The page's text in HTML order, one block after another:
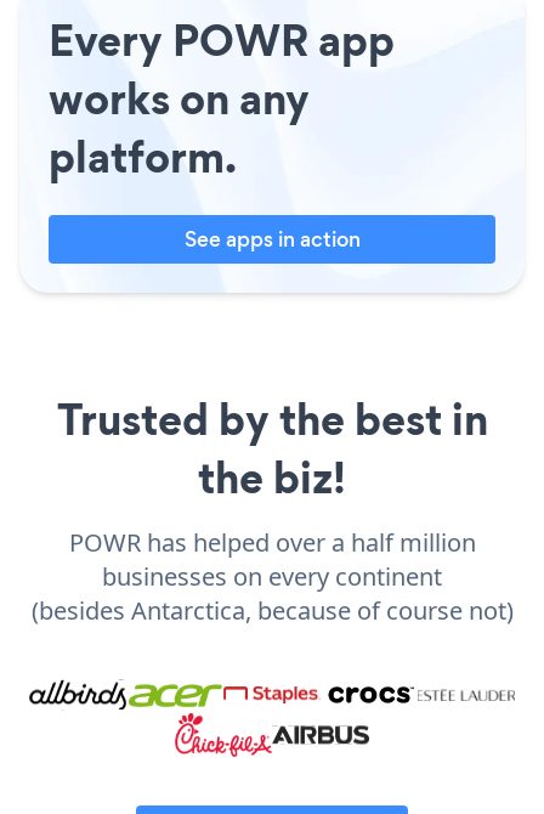
Every POWR app
works on any
platform.
See apps in action
Trusted by the best in
the biz!
POWR has helped over a half million
businesses on every continent
(besides Antarctica, because of course not)